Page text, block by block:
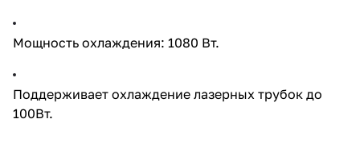
Мощность охлаждения: 1080 Вт.
Поддерживает охлаждение лазерных трубок до
100Вт.